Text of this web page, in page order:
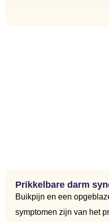
Prikkelbare darm
Buikpijn en een
symptomen zijn van het